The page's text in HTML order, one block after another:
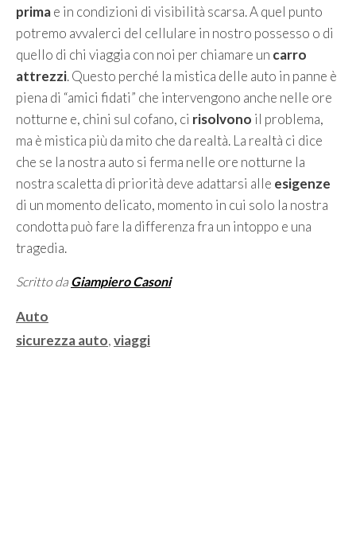
primae in condizioni di visibilità scarsa. A quel punto
potremo avvalerci del cellulare in nostro possesso o di
quello di chi viaggia con noi per chiamare un carro
attrezzi. Questo perché la mistica delle auto in panne è
piena di “amici fidati” che intervengono anche nelle ore
notturne e, chini sul cofano, ci risolvono il problema,
ma è mistica più da mito che da realtà. La realtà ci dice
che se la nostra auto si ferma nelle ore notturne la
nostra scaletta di priorità deve adattarsi alle esigenze
di un momento delicato, momento in cui solo la nostra
condotta può fare la differenza fra un intoppo e una
tragedia.
Scritto da Giampiero Casoni
Categorie
Auto
Tag
sicurezza auto,viaggi